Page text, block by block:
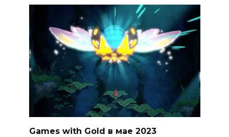
Games with Gold в мае 2023